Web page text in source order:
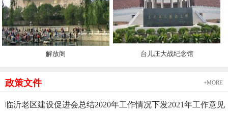
解放阁 台儿庄大战纪念馆
政策文件 +MORE
临沂老区建设促进会总结2020年工作情况下发2021年工作意见